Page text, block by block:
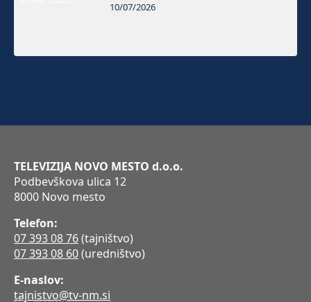
10/07/2026
TELEVIZIJA NOVO MESTO d.o.o.
Podbevškova ulica 12
8000 Novo mesto
Telefon:
07 393 08 76(tajništvo)
07 393 08 60(uredništvo)
E-naslov:
tajnistvo@tv-nm.si